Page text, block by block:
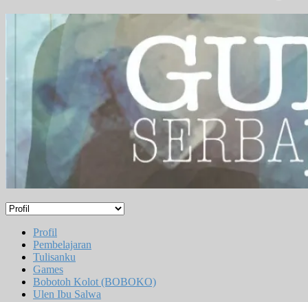
Profil
Pembelajaran
Tulisanku
Games
Bobotoh Kolot (BOBOKO)
Ulen Ibu Salwa